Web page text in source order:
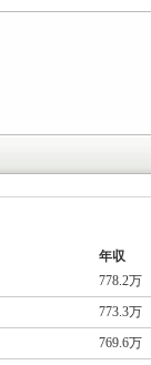
年収
778.2万
773.3万
769.6万